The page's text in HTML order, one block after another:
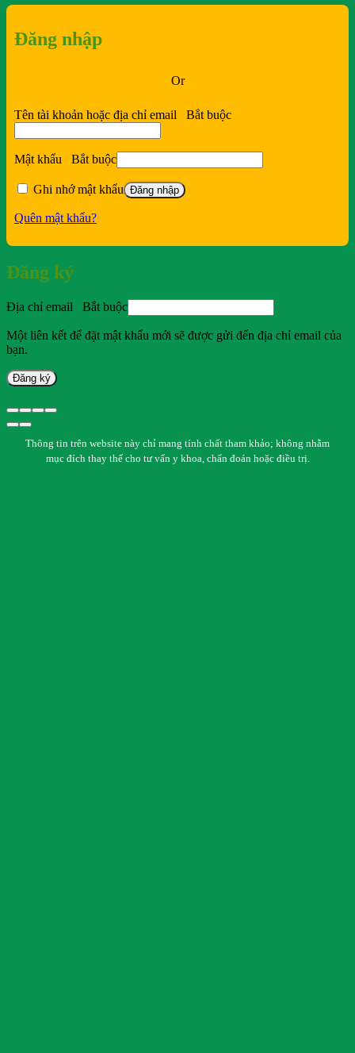
Đăng nhập
Or
Tên tài khoản hoặc địa chỉ email Bắt buộc
Mật khẩu Bắt buộc
Ghi nhớ mật khẩu Đăng nhập
Quên mật khẩu?
Đăng ký
Địa chỉ email Bắt buộc
Một liên kết để đặt mật khẩu mới sẽ được gửi đến địa chỉ email của
bạn.
Đăng ký
Thông tin trên website này chỉ mang tính chất tham khảo; không nhằm
mục đích thay thế cho tư vấn y khoa, chẩn đoán hoặc điều trị.